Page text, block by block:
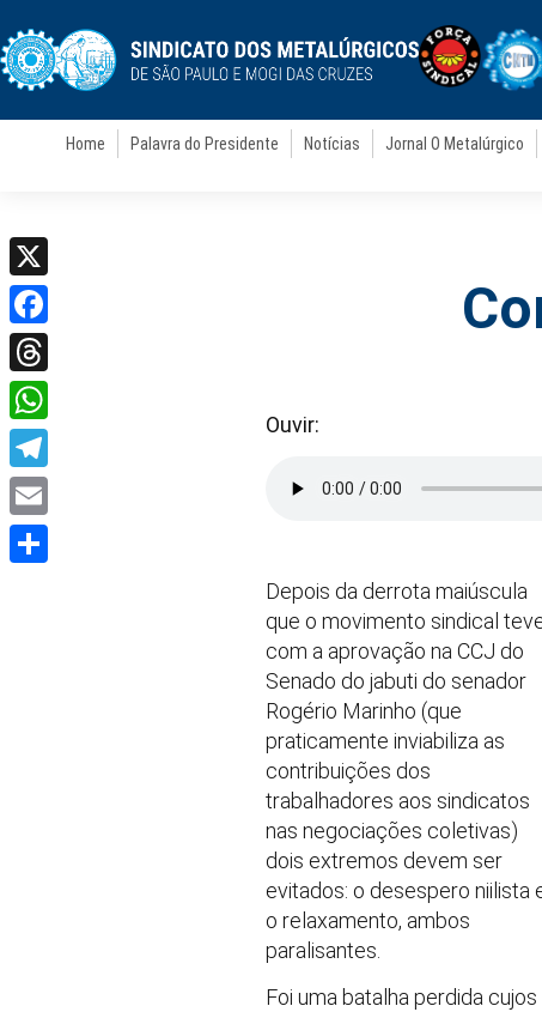
Home Palavra do Presidente Notícias Jornal O Metalúrgico
Ouvir:
Depois da derrota maiúscula
que o movimento sindical
com a aprovação na CCJ do
Senado do jabuti do senador
Rogério Marinho (que
praticamente inviabiliza as
contribuições dos
trabalhadores aos sindicatos
nas negociações coletivas)
dois extremos devem ser
evitados: o desespero niilista
o relaxamento, ambos
paralisantes.
Foi uma batalha perdida cujos
X
Facebook
Threads
WhatsApp
Telegram
Email